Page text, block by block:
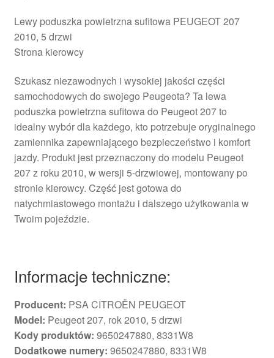
Lewy poduszka powietrzna sufitowa PEUGEOT 207
2010, 5 drzwi
Strona kierowcy
Szukasz niezawodnych i wysokiej jakości części
samochodowych do swojego Peugeota? Ta lewa
poduszka powietrzna sufitowa do Peugeot 207 to
idealny wybór dla każdego, kto potrzebuje oryginalnego
zamiennika zapewniającego bezpieczeństwo i komfort
jazdy. Produkt jest przeznaczony do modelu Peugeot
207 z roku 2010, w wersji 5-drzwiowej, montowany po
stronie kierowcy. Część jest gotowa do
natychmiastowego montażu i dalszego użytkowania w
Twoim pojeździe.
Informacje techniczne:
Producent: PSA CITROËN PEUGEOT
Model: Peugeot 207, rok 2010, 5 drzwi
Kody produktów: 9650247880, 8331W8
Dodatkowe numery: 9650247880, 8331W8